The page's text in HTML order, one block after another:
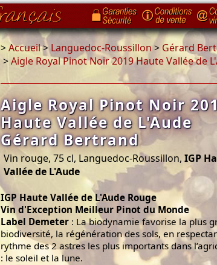
>Accueil>Languedoc-Roussillon> Gérard
>Aigle Royal Pinot Noir 2019 Haute Vallée de
Aigle Royal Pinot Noir
Haute Vallée de L'Aude
Gérard Bertrand
Vin rouge, 75 cl, Languedoc-Roussillon, IGP
Vallée de L'Aude
IGP Haute Vallée de L'Aude Rouge
Vin d'Exception Meilleur Pinot du Monde
Label Demeter : La biodynamie favorise la plus
biodiversité, la régénération des sols, en
rythme des 2 astres les plus importants dans
: le soleil et la lune.